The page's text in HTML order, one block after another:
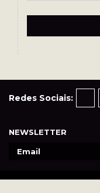
Redes Sociais:
NEWSLETTER